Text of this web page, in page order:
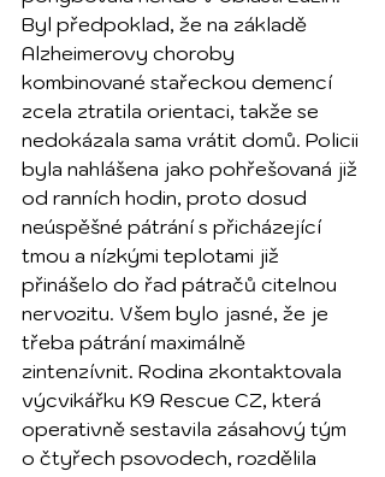
Byl předpoklad, že na základě
Alzheimerovy choroby
kombinované stařeckou demencí
zcela ztratila orientaci, takže se
nedokázala sama vrátit domů. Policii
byla nahlášena jako pohřešovaná již
od ranních hodin, proto dosud
neúspěšné pátrání s přicházející
tmou a nízkými teplotami již
přinášelo do řad pátračů citelnou
nervozitu. Všem bylo jasné, že je
třeba pátrání maximálně
zintenzívnit. Rodina zkontaktovala
výcvikářku K9 Rescue CZ, která
operativně sestavila zásahový tým
o čtyřech psovodech, rozdělila